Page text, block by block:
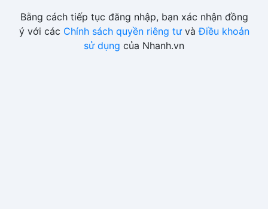
Bằng cách tiếp tục đăng nhập, bạn xác nhận đồng
ý với các Chính sách quyền riêng tưvàĐiều khoản
sử dụng của Nhanh.vn